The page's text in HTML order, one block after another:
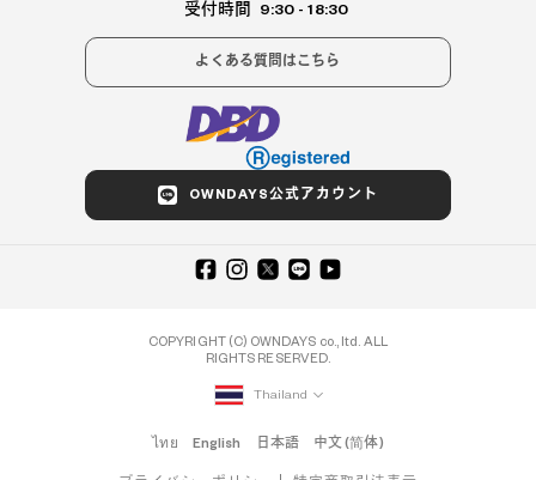
受付時間 9:30 - 18:30
よくある質問はこちら
OWNDAYS公式アカウント
COPYRIGHT (C) OWNDAYS co., ltd. ALL
RIGHTS RESERVED.
Thailand
ไทย English 日本語 中文 (简体)